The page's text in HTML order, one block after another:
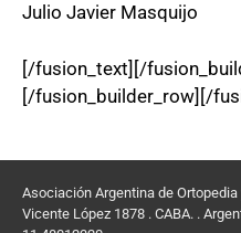
Julio Javier Masquijo
[/fusion_text][/
[/fusion_builder_row][/
Asociación Argentina de
Vicente López 1878 . CABA. .